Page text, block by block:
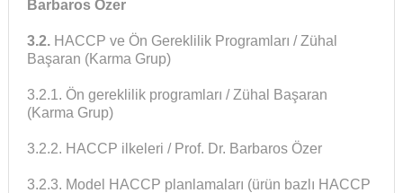
Barbaros Özer
3.2. HACCP ve Ön Gereklilik Programları / Zühal
Başaran (Karma Grup)
3.2.1. Ön gereklilik programları / Zühal Başaran
(Karma Grup)
3.2.2. HACCP ilkeleri / Prof. Dr. Barbaros Özer
3.2.3. Model HACCP planlamaları (ürün bazlı HACCP